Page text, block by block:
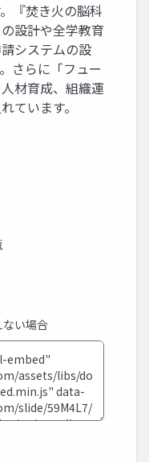
『焚き火の脳科
設計や全学教育
システムの設
さらに「フュー
材育成、組織運
ています。
ない場合